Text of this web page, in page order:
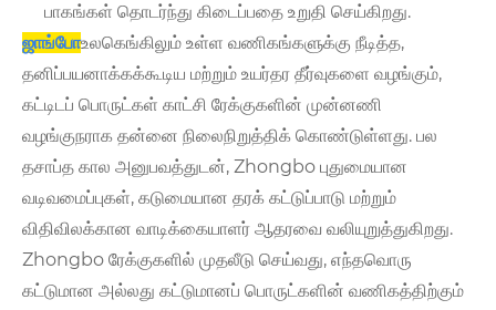
பாகங்கள் தொடர்ந்து கிடைப்பதை உறுதி செய்கிறது.
ஜாங்போஉலகெங்கிலும் உள்ள வணிகங்களுக்கு நீடித்த,
தனிப்பயனாக்கக்கூடிய மற்றும் உயர்தர தீர்வுகளை வழங்கும்,
கட்டிடப் பொருட்கள் காட்சி ரேக்குகளின் முன்னணி
வழங்குநராக தன்னை நிலைநிறுத்திக் கொண்டுள்ளது. பல
தசாப்த கால அனுபவத்துடன், Zhongbo புதுமையான
வடிவமைப்புகள், கடுமையான தரக் கட்டுப்பாடு மற்றும்
விதிவிலக்கான வாடிக்கையாளர் ஆதரவை வலியுறுத்துகிறது.
Zhongbo ரேக்குகளில் முதலீடு செய்வது, எந்தவொரு
கட்டுமான அல்லது கட்டுமானப் பொருட்களின் வணிகத்திற்கும்